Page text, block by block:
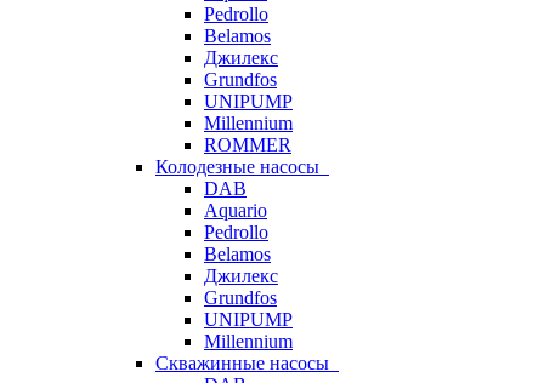
Pedrollo
Belamos
Джилекс
Grundfos
UNIPUMP
Millennium
ROMMER
Колодезные насосы
DAB
Aquario
Pedrollo
Belamos
Джилекс
Grundfos
UNIPUMP
Millennium
Скважинные насосы